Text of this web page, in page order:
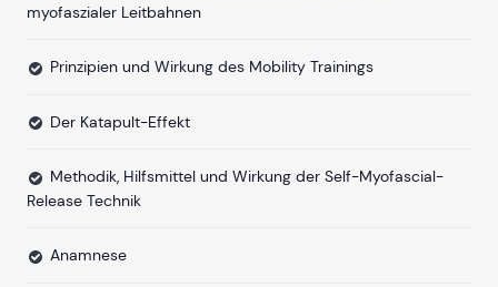
myofaszialer Leitbahnen
Prinzipien und Wirkung des Mobility Trainings
Der Katapult-Effekt
Methodik, Hilfsmittel und Wirkung der Self-Myofascial-
Release Technik
Anamnese